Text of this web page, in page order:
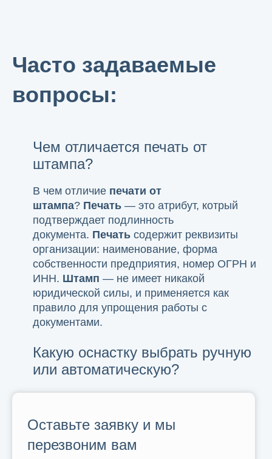
Часто задаваемые
вопросы:
Чем отличается печать от
штампа?
В чем отличие печати от
штампа? Печать — это атрибут, котрый
подтверждает подлинность
документа. Печать содержит реквизиты
организации: наименование, форма
собственности предприятия, номер ОГРН и
ИНН. Штамп — не имеет никакой
юридической силы, и применяется как
правило для упрощения работы с
документами.
Какую оснастку выбрать ручную
или автоматическую?
Оставьте заявку и мы
перезвоним вам